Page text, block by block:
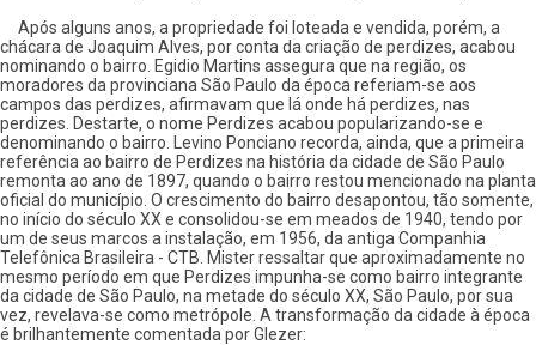
Após alguns anos, a propriedade foi loteada e vendida, porém, a
chácara de Joaquim Alves, por conta da criação de perdizes, acabou
nominando o bairro. Egidio Martins assegura que na região, os
moradores da provinciana São Paulo da época referiam-se aos
campos das perdizes, afirmavam que lá onde há perdizes, nas
perdizes. Destarte, o nome Perdizes acabou popularizando-se e
denominando o bairro. Levino Ponciano recorda, ainda, que a primeira
referência ao bairro de Perdizes na história da cidade de São Paulo
remonta ao ano de 1897, quando o bairro restou mencionado na planta
oficial do município. O crescimento do bairro desapontou, tão somente,
no início do século XX e consolidou-se em meados de 1940, tendo por
um de seus marcos a instalação, em 1956, da antiga Companhia
Telefônica Brasileira - CTB. Mister ressaltar que aproximadamente no
mesmo período em que Perdizes impunha-se como bairro integrante
da cidade de São Paulo, na metade do século XX, São Paulo, por sua
vez, revelava-se como metrópole. A transformação da cidade à época
é brilhantemente comentada por Glezer: